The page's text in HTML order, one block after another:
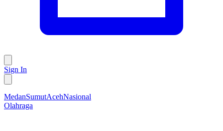
Sign In
MedanSumutAcehNasional
Olahraga